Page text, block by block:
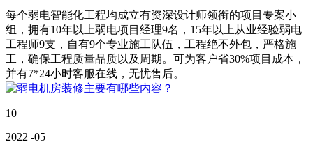
每个弱电智能化工程均成立有资深设计师领衔的项目专案小
组，拥有10年以上弱电项目经理9名，15年以上从业经验弱电
工程师9支，自有9个专业施工队伍，工程绝不外包，严格施
工，确保工程质量品质以及周期。可为客户省30%项目成本，
并有7*24小时客服在线，无忧售后。
10
2022 -05